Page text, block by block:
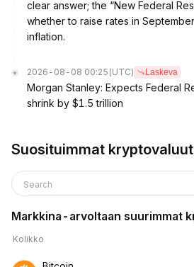
clear answer; the “New Federal
whether to raise rates in
inflation.
2026-08-08 00:25 (UTC) Laskeva
Morgan Stanley: Expects Federal
shrink by $1.5 trillion
Suosituimmat
Search
Markkina-arvoltaan suurimmat
Kolikko